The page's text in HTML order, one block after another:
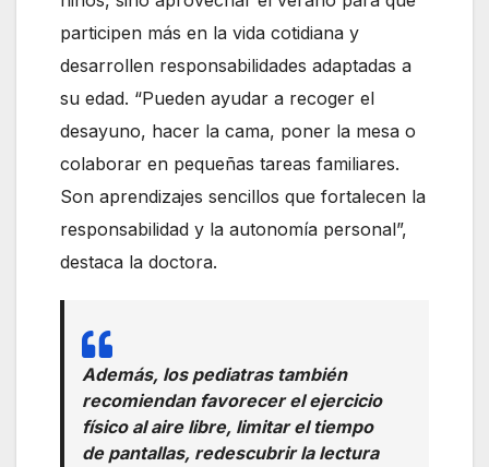
participen más en la vida cotidiana y
desarrollen responsabilidades adaptadas a
su edad. “Pueden ayudar a recoger el
desayuno, hacer la cama, poner la mesa o
colaborar en pequeñas tareas familiares.
Son aprendizajes sencillos que fortalecen la
responsabilidad y la autonomía personal”,
destaca la doctora.
Además, los pediatras también
recomiendan favorecer el ejercicio
físico al aire libre, limitar el tiempo
de pantallas, redescubrir la lectura